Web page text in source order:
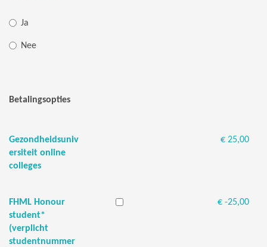
Ja
Nee
Betalingsopties
Gezondheidsuniv
ersiteit online
colleges
€ 25,00
FHML Honour
student*
(verplicht
studentnummer
€ -25,00